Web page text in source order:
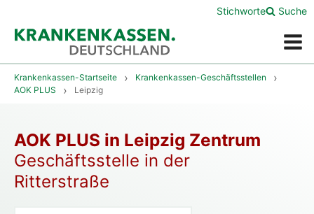
Menü
Stichworte Suche
Krankenkassen-Startseite
Krankenkassen-Geschäftsstellen
AOK PLUS
Leipzig
AOK PLUS in Leipzig Zentrum
Geschäftsstelle in der
Ritterstraße